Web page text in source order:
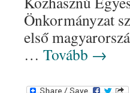
Önkormányzat
első
… Tovább →